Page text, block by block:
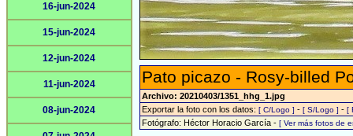
16-jun-2024
15-jun-2024
12-jun-2024
11-jun-2024
08-jun-2024
Pato picazo - Rosy-billed
Archivo: 20210403/1351_hhg_1.jpg
Exportar la foto con los datos: [ C/Logo ] - [ S/Logo ] - [
Fotógrafo: Héctor Horacio García - [ Ver más fotos de